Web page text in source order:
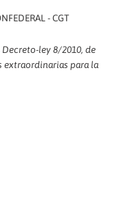
- CGT
Decreto-ley 8/2010, de
extraordinarias para la